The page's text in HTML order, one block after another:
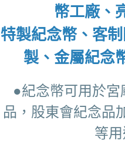
幣工廠、
特製紀念幣、客
製、金屬紀念
●紀念幣可用於
品，股東會紀念品
等用